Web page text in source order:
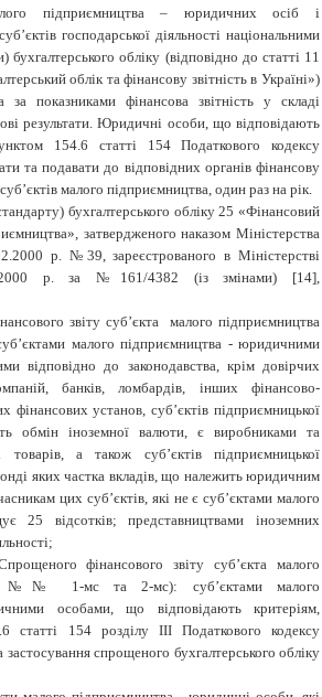
підприємництва – юридичних осіб і
господарської діяльності національними
обліку (відповідно до статті 11
облік та фінансову звітність в Україні»)
за показниками фінансова звітність у складі
результати. Юридичні особи, що відповідають
154.6 статті 154 Податкового кодексу
та подавати до відповідних органів фінансову
малого підприємництва, один раз на рік.
бухгалтерського обліку 25 «Фінансовий
затвердженого наказом Міністерства
р. №39, зареєстрованого в Міністерстві
р. за №161/4382 (із змінами) [14],
звіту суб’єкта малого підприємництва
малого підприємництва - юридичними
відповідно до законодавства, крім довірчих
банків, ломбардів, інших фінансово-
фінансових установ, суб’єктів підприємницької
обмін іноземної валюти, є виробниками та
товарів, а також суб’єктів підприємницької
яких частка вкладів, що належить юридичним
цих суб’єктів, які не є суб’єктами малого
25 відсотків; представництвами іноземних
фінансового звіту суб’єкта малого
№№ 1-мс та 2-мс): суб’єктами малого
особами, що відповідають критеріям,
статті 154 розділу III Податкового кодексу
спрощеного бухгалтерського обліку